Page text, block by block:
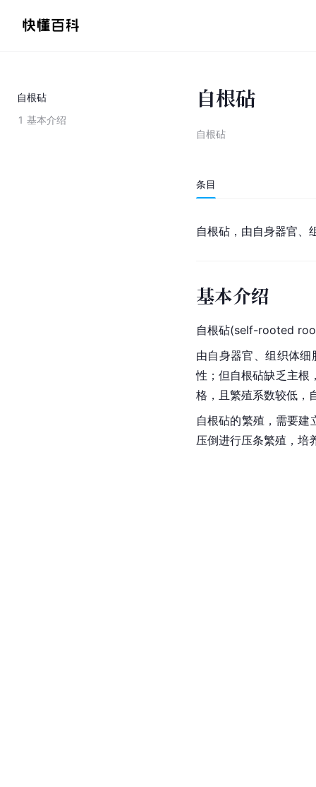
自根砧
1 基本介绍
自根砧
自根砧
条目
自根砧，由自身器官、
基本介绍
自根砧(self-rooted
由自身器官、组织体
性；但自根砧缺乏主根
格，且繁殖系数较低，
自根砧的繁殖，需要建
压倒进行压条繁殖 ，培